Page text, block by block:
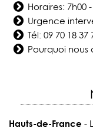
Horaires: 7h00
Urgence
Tél:09 70 18 37
Pourquoi nous
Hauts-de-France -